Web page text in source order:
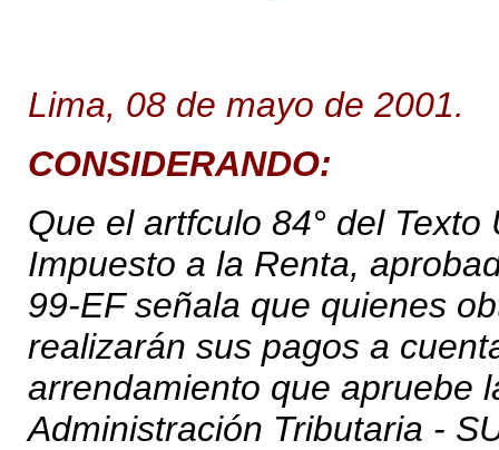
Lima, 08 de mayo de 2001.
CONSIDERANDO:
Que el artfculo 84° del
Impuesto a la Renta,
99-EF señala que quienes
realizarán sus pagos a
arrendamiento que apruebe
Administración Tributaria -